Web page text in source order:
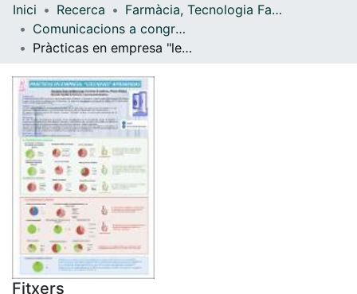
Navega per tot el DD
Com publicar
Inici Recerca
Farmàcia, Tecnologia Farmacèutica i Fisicoquímica
Comunicacions a congressos (Farmàcia, Tecnologia Farmacèutica i Fisicoquímica)
Pràcticas en empresa "lecciones aprendidas"
Fitxers